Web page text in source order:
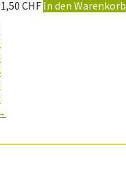
CHF In den Warenkorb